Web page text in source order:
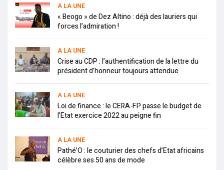
A LA UNE
« Beogo » de Dez Altino : déjà des lauriers qui
forces l’admiration !
A LA UNE
Crise au CDP : l’authentification de la lettre du
président d’honneur toujours attendue
A LA UNE
Loi de finance : le CERA-FP passe le budget de
l’Etat exercice 2022 au peigne fin
A LA UNE
Pathé’O : le couturier des chefs d’Etat africains
célèbre ses 50 ans de mode